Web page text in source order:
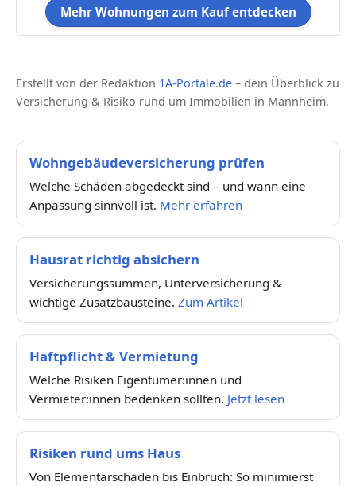
Mehr Wohnungen zum Kauf entdecken
Erstellt von der Redaktion 1A-Portale.de – dein Überblick zu
Versicherung & Risiko rund um Immobilien in Mannheim.
Wohngebäudeversicherung prüfen
Welche Schäden abgedeckt sind – und wann eine
Anpassung sinnvoll ist. Mehr erfahren
Hausrat richtig absichern
Versicherungssummen, Unterversicherung &
wichtige Zusatzbausteine. Zum Artikel
Haftpflicht & Vermietung
Welche Risiken Eigentümer:innen und
Vermieter:innen bedenken sollten. Jetzt lesen
Risiken rund ums Haus
Von Elementarschäden bis Einbruch: So minimierst